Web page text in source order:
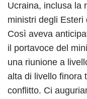
Ucraina, inclusa la
ministri degli Esteri
Così aveva
il portavoce del
una riunione a
alta di livello finora
conflitto. Ci